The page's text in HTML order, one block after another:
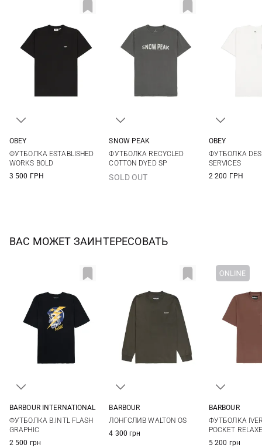
XXL
OBEY
ФУТБОЛКА ESTABLISHED
WORKS BOLD
3 500 ГРН
SNOW PEAK
ФУТБОЛКА RECYCLED
COTTON DYED SP
SOLD OUT
XXL
OBEY
ФУТБОЛКА
SERVICES
2 200 ГРН
ВАС МОЖЕТ ЗАИНТЕРЕСОВАТЬ
BARBOUR INTERNATIONAL
ФУТБОЛКА B.INTL FLASH
GRAPHIC
2 500 грн
BARBOUR
ЛОНГСЛИВ WALTON OS
4 300 грн
XXL
BARBOUR
ФУТБОЛКА
POCKET
5 200 грн